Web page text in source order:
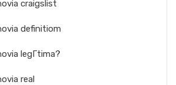
craigslist
definitiom
legГ­tima?
real